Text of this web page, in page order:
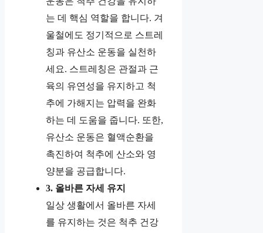
는 데 핵심 역할을 합니다. 겨
울철에도 정기적으로 스트레
칭과 유산소 운동을 실천하
세요. 스트레칭은 관절과 근
육의 유연성을 유지하고 척
추에 가해지는 압력을 완화
하는 데 도움을 줍니다. 또한,
유산소 운동은 혈액순환을
촉진하여 척추에 산소와 영
양분을 공급합니다.
3. 올바른 자세 유지
일상 생활에서 올바른 자세
를 유지하는 것은 척추 건강